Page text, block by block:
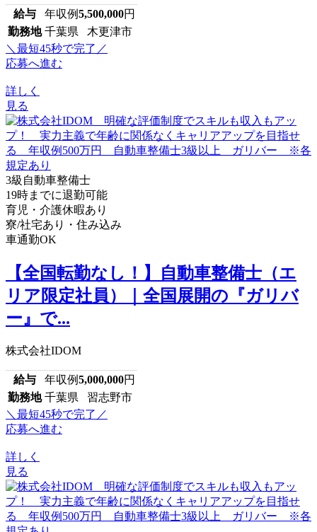
給与 年収例5,500,000円
勤務地 千葉県 木更津市
＼最短45秒で完了／
応募へ進む
詳しく
見る
3級自動車整備士
19時までに退勤可能
育児・介護休暇あり
寮/社宅あり・住み込み
車通勤OK
【全国転勤なし！】自動車整備士（エ
リア限定社員）｜全国展開の『ガリバ
ー』で...
株式会社IDOM
給与 年収例5,000,000円
勤務地 千葉県 習志野市
＼最短45秒で完了／
応募へ進む
詳しく
見る